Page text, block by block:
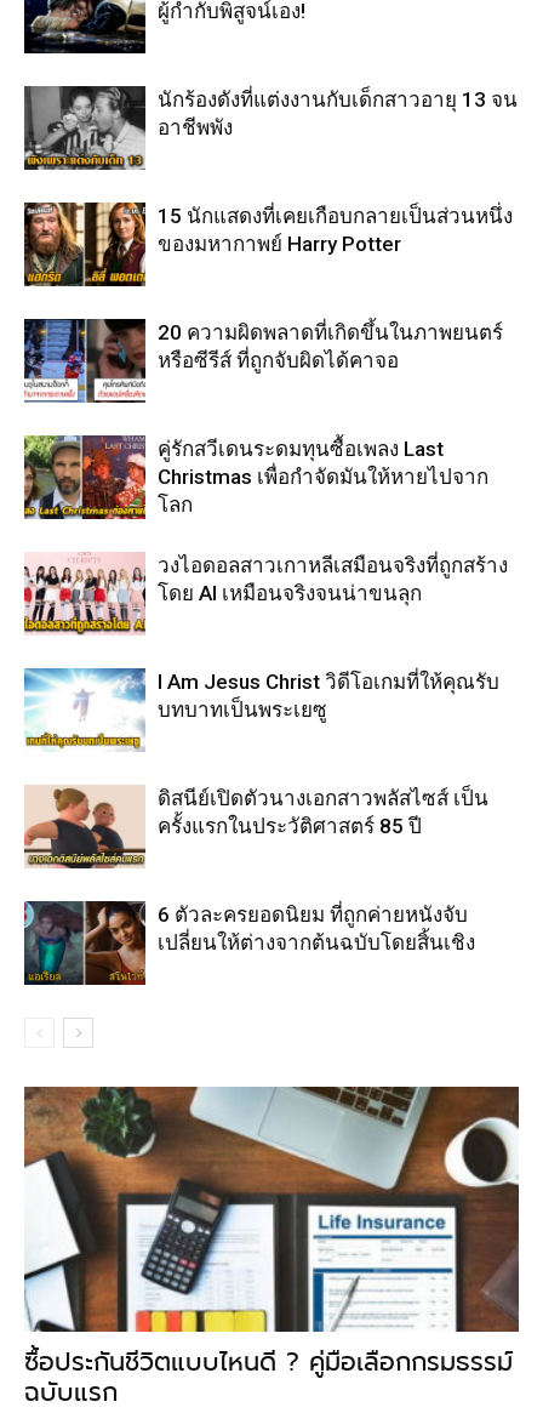
ผู้กำกับพิสูจน์เอง!
นักร้องดังที่แต่งงานกับเด็กสาวอายุ 13 จน
อาชีพพัง
15 นักแสดงที่เคยเกือบกลายเป็นส่วนหนึ่ง
ของมหากาพย์ Harry Potter
20 ความผิดพลาดที่เกิดขึ้นในภาพยนตร์
หรือซีรีส์ ที่ถูกจับผิดได้คาจอ
คู่รักสวีเดนระดมทุนซื้อเพลง Last
Christmas เพื่อกำจัดมันให้หายไปจาก
โลก
วงไอดอลสาวเกาหลีเสมือนจริงที่ถูกสร้าง
โดย AI เหมือนจริงจนน่าขนลุก
I Am Jesus Christ วิดีโอเกมที่ให้คุณรับ
บทบาทเป็นพระเยซู
ดิสนีย์เปิดตัวนางเอกสาวพลัสไซส์ เป็น
ครั้งแรกในประวัติศาสตร์ 85 ปี
6 ตัวละครยอดนิยม ที่ถูกค่ายหนังจับ
เปลี่ยนให้ต่างจากต้นฉบับโดยสิ้นเชิง
ซื้อประกันชีวิตแบบไหนดี ? คู่มือเลือกกรมธรรม์
ฉบับแรก